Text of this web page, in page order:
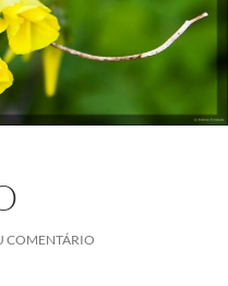
COMENTÁRIO